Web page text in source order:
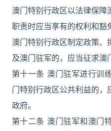
澳门特别行政区以法律保
职责时应当享有的权利和豁
澳门特别行政区制定政策
及澳门驻军的，应当征求澳
第十一条 澳门驻军进行训
门特别行政区公共利益的，
政府。
第十二条 澳门驻军和澳门